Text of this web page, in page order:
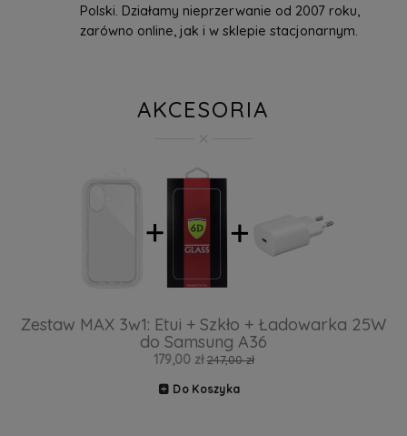
Polski. Działamy nieprzerwanie od 2007 roku,
zarówno online, jak i w sklepie stacjonarnym.
AKCESORIA
Zestaw MAX 3w1: Etui + Szkło + Ładowarka 25W
do Samsung A36
179,00 zł 247,00 zł
Do Koszyka